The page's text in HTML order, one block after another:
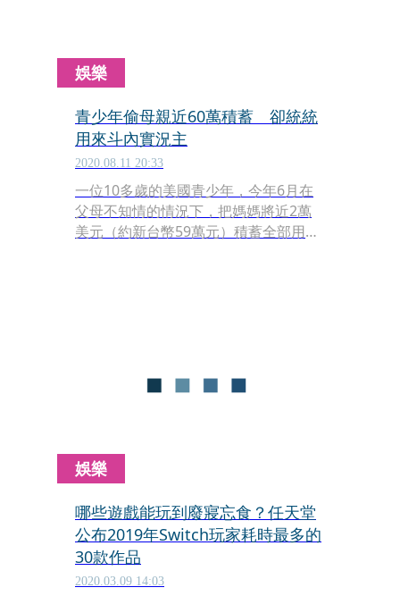
娛樂
青少年偷母親近60萬積蓄 卻統統
用來斗內實況主
2020.08.11 20:33
一位10多歲的美國青少年，今年6月在
父母不知情的情況下，把媽媽將近2萬
美元（約新台幣59萬元）積蓄全部用來
娛樂
哪些遊戲能玩到廢寢忘食？任天堂
公布2019年Switch玩家耗時最多的
30款作品
2020.03.09 14:03